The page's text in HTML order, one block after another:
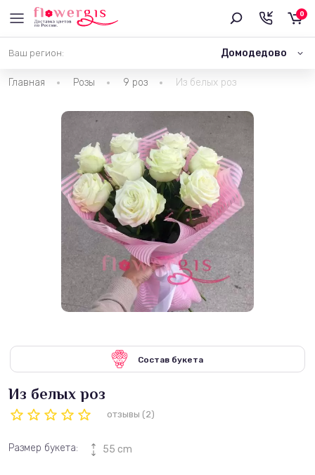
Ваш регион: Домодедово
0
Главная Розы 9 роз Из белых роз
Состав букета
Из белых роз
отзывы (2)
Размер букета: 55 cm